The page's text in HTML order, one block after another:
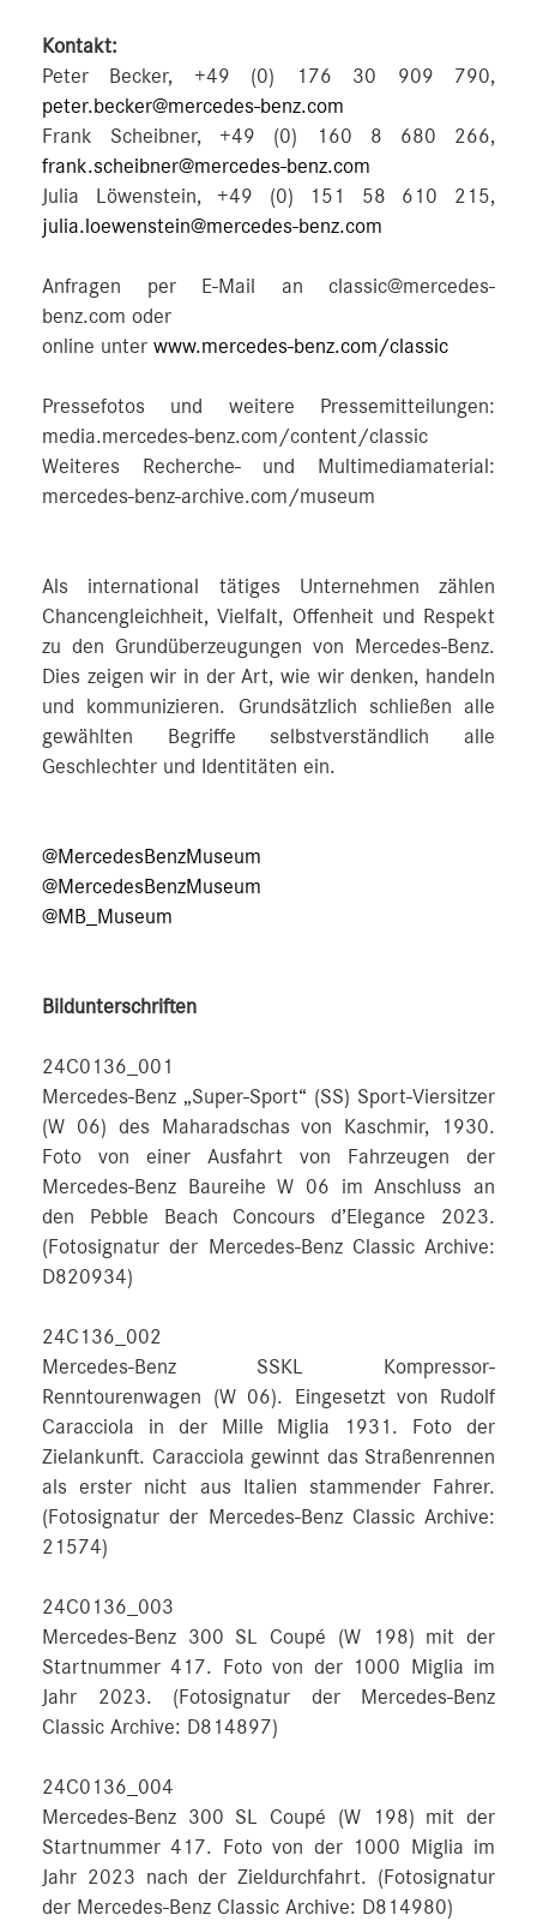
Kontakt:
Peter Becker, +49 (0) 176 30 909 790,
peter.becker@mercedes-benz.com
Frank Scheibner, +49 (0) 160 8 680 266,
frank.scheibner@mercedes-benz.com
Julia Löwenstein, +49 (0) 151 58 610 215,
julia.loewenstein@mercedes-benz.com
Anfragen per E-Mail an classic@mercedes-
benz.com oder
online unter www.mercedes-benz.com/classic
Pressefotos und weitere Pressemitteilungen:
media.mercedes-benz.com/content/classic
Weiteres Recherche- und Multimediamaterial:
mercedes-benz-archive.com/museum
Als international tätiges Unternehmen zählen
Chancengleichheit, Vielfalt, Offenheit und Respekt
zu den Grundüberzeugungen von Mercedes-Benz.
Dies zeigen wir in der Art, wie wir denken, handeln
und kommunizieren. Grundsätzlich schließen alle
gewählten Begriffe selbstverständlich alle
Geschlechter und Identitäten ein.
@MercedesBenzMuseum
@MercedesBenzMuseum
@MB_Museum
Bildunterschriften
24C0136_001
Mercedes-Benz „Super-Sport“ (SS) Sport-Viersitzer
(W 06) des Maharadschas von Kaschmir, 1930.
Foto von einer Ausfahrt von Fahrzeugen der
Mercedes-Benz Baureihe W 06 im Anschluss an
den Pebble Beach Concours d’Elegance 2023.
(Fotosignatur der Mercedes-Benz Classic Archive:
D820934)
24C136_002
Mercedes-Benz SSKL Kompressor-
Renntourenwagen (W 06). Eingesetzt von Rudolf
Caracciola in der Mille Miglia 1931. Foto der
Zielankunft. Caracciola gewinnt das Straßenrennen
als erster nicht aus Italien stammender Fahrer.
(Fotosignatur der Mercedes-Benz Classic Archive:
21574)
24C0136_003
Mercedes-Benz 300 SL Coupé (W 198) mit der
Startnummer 417. Foto von der 1000 Miglia im
Jahr 2023. (Fotosignatur der Mercedes-Benz
Classic Archive: D814897)
24C0136_004
Mercedes-Benz 300 SL Coupé (W 198) mit der
Startnummer 417. Foto von der 1000 Miglia im
Jahr 2023 nach der Zieldurchfahrt. (Fotosignatur
der Mercedes-Benz Classic Archive: D814980)